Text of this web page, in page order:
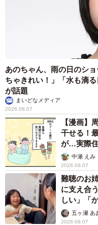
寝そべるにゃにゃこちゃん（
今年のゴールデンウィ
ーツ」のフォロワーさん
て尾道の猫たちに会い
あたたかいコメントが次
「完全にシンクロ」
「猫・オンザ・猫」
「立派な観光大使だね」
「模様に合わせて寝てる」
「すっかり名物猫ちゃん
「これは写真撮影されて
「リアルにゃんこマット
「かわいいモデルさんが
あのちゃん、雨の日のシ
ちゃきれい！」「水も滴
が話題
まいどなメディア
2026.08.07
【漫画】
干せる！
が…実際
中瀬 えみ
2026.08.07
難聴のお
に支え合
しい」「
五ヶ瀬 あ
2026.08.07